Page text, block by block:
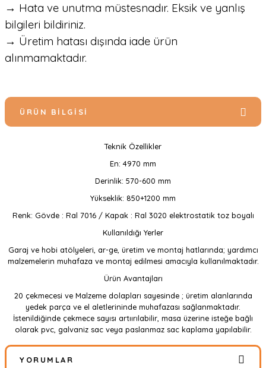
→ Hata ve unutma müstesnadır. Eksik ve yanlış
bilgileri bildiriniz.
→ Üretim hatası dışında iade ürün
alınmamaktadır.
ÜRÜN BILGISI
Teknik Özellikler
En: 4970 mm
Derinlik: 570-600 mm
Yükseklik: 850+1200 mm
Renk: Gövde : Ral 7016 / Kapak : Ral 3020 elektrostatik toz boyalı
Kullanıldığı Yerler
Garaj ve hobi atölyeleri, ar-ge, üretim ve montaj hatlarında; yardımcı
malzemelerin muhafaza ve montaj edilmesi amacıyla kullanılmaktadır.
Ürün Avantajları
20 çekmecesi ve Malzeme dolapları sayesinde ; üretim alanlarında
yedek parça ve el aletlerininde muhafazası sağlanmaktadır.
İstenildiğinde çekmece sayısı artıırılabilir, masa üzerine isteğe bağlı
olarak pvc, galvaniz sac veya paslanmaz sac kaplama yapılabilir.
YORUMLAR